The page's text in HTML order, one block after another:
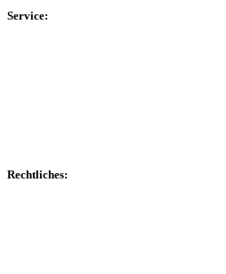
Service:
Rechtliches: